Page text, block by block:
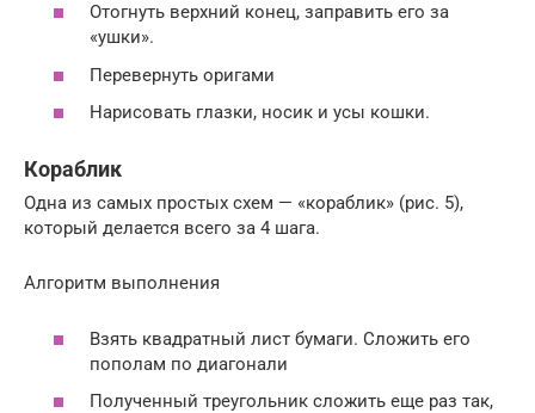
Отогнуть верхний конец, заправить его за
«ушки».
Перевернуть оригами
Нарисовать глазки, носик и усы кошки.
Кораблик
Одна из самых простых схем — «кораблик» (рис. 5),
который делается всего за 4 шага.
Алгоритм выполнения
Взять квадратный лист бумаги. Сложить его
пополам по диагонали
Полученный треугольник сложить еще раз так,